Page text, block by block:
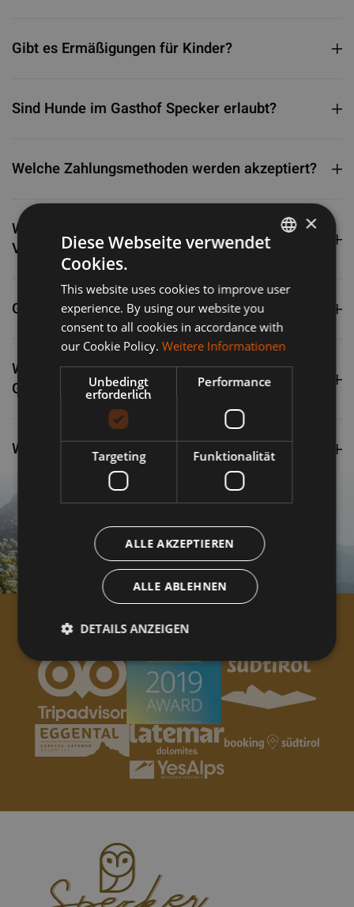
Gibt es Ermäßigungen für Kinder?
Sind Hunde im Gasthof Specker erlaubt?
Welche Zahlungsmethoden werden akzeptiert?
Was ist der digitale Guest Pass und welche
Vorteile bietet er?
Gibt es Unterstellmöglichkeiten für Motorräder?
Welche Motorradtouren starten direkt vom
Gasthof?
Wie sind die Check-in- und Check-out-Zeiten?
ITALIAN
×
Diese Webseite verwendet
Cookies.
This website uses cookies to improve user
experience. By using our website you
consent to all cookies in accordance with
our Cookie Policy. Weitere Informationen
Unbedingt
erforderlich
Performance
Targeting Funktionalität
ALLE AKZEPTIEREN
ALLE ABLEHNEN
DETAILS ANZEIGEN